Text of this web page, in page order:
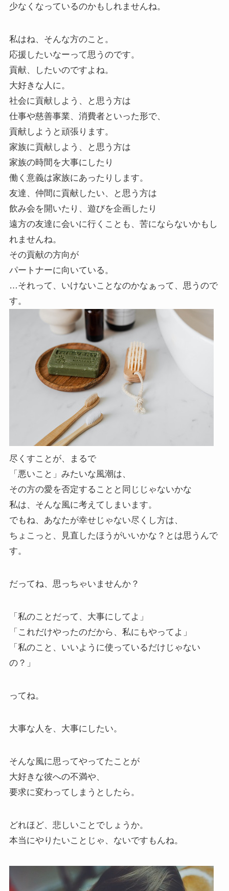
少なくなっているのかもしれませんね。
私はね、そんな方のこと。
応援したいなーって思うのです。
貢献、したいのですよね。
大好きな人に。
社会に貢献しよう、と思う方は
仕事や慈善事業、消費者といった形で、
貢献しようと頑張ります。
家族に貢献しよう、と思う方は
家族の時間を大事にしたり
働く意義は家族にあったりします。
友達、仲間に貢献したい、と思う方は
飲み会を開いたり、遊びを企画したり
遠方の友達に会いに行くことも、苦にならないかもし
れませんね。
その貢献の方向が
パートナーに向いている。
…それって、いけないことなのかなぁって、思うので
す。
尽くすことが、まるで
「悪いこと」みたいな風潮は、
その方の愛を否定することと同じじゃないかな
私は、そんな風に考えてしまいます。
でもね、あなたが幸せじゃない尽くし方は、
ちょこっと、見直したほうがいいかな？とは思うんで
す。
だってね、思っちゃいませんか？
「私のことだって、大事にしてよ」
「これだけやったのだから、私にもやってよ」
「私のこと、いいように使っているだけじゃない
の？」
ってね。
大事な人を、大事にしたい。
そんな風に思ってやってたことが
大好きな彼への不満や、
要求に変わってしまうとしたら。
どれほど、悲しいことでしょうか。
本当にやりたいことじゃ、ないですもんね。